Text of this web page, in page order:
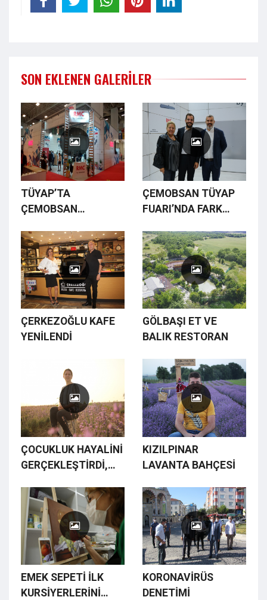
SON EKLENEN GALERILER
TÜYAP’TA
ÇEMOBSAN
İLGİ
ÇEMOBSAN TÜYAP
FUARI’NDA FARK
ÇERKEZOĞLU KAFE
YENİLENDİ
GÖLBAŞI ET VE
BALIK RESTORAN
ÇOCUKLUK HAYALİNİ
GERÇEKLEŞTİRDİ,
GELİNLİĞİ GİYDİ
KIZILPINAR
LAVANTA BAHÇESİ
EMEK SEPETİ İLK
KURSİYERLERİNİ
KORONAVİRÜS
DENETİMİ